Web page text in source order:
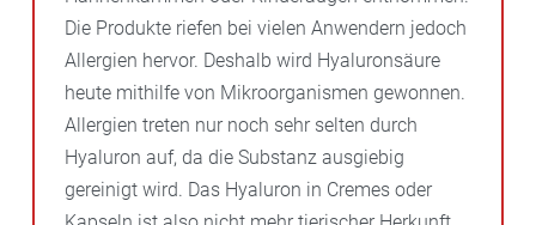
Die Produkte riefen bei vielen Anwendern jedoch
Allergien hervor. Deshalb wird Hyaluronsäure
heute mithilfe von Mikroorganismen gewonnen.
Allergien treten nur noch sehr selten durch
Hyaluron auf, da die Substanz ausgiebig
gereinigt wird. Das Hyaluron in Cremes oder